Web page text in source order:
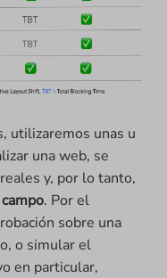
utilizaremos unas u
una web, se
y, por lo tanto,
. Por el
sobre una
o simular el
en particular,